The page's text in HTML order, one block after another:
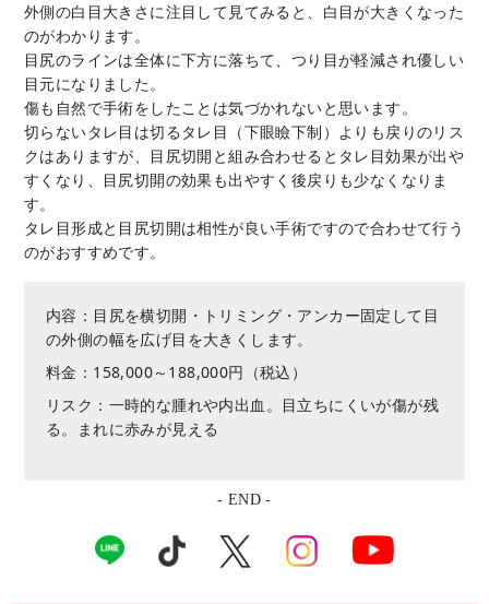
外側の白目大きさに注目して見てみると、白目が大きくなった
のがわかります。
目尻のラインは全体に下方に落ちて、つり目が軽減され優しい
目元になりました。
傷も自然で手術をしたことは気づかれないと思います。
切らないタレ目は切るタレ目（下眼瞼下制）よりも戻りのリス
クはありますが、目尻切開と組み合わせるとタレ目効果が出や
すくなり、目尻切開の効果も出やすく後戻りも少なくなりま
す。
タレ目形成と目尻切開は相性が良い手術ですので合わせて行う
のがおすすめです。
内容：目尻を横切開・トリミング・アンカー固定して目
の外側の幅を広げ目を大きくします。
料金：158,000～188,000円（税込）
リスク：一時的な腫れや内出血。目立ちにくいが傷が残
る。まれに赤みが見える
- END -